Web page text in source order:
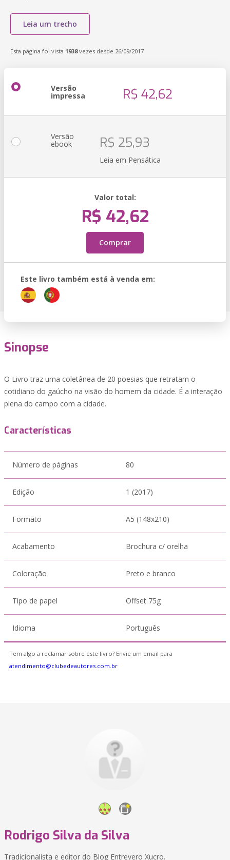
Leia um trecho
Esta página foi vista 1938vezes desde 26/09/2017
Versão
impressa R$ 42,62
Versão
ebook R$ 25,93
Leia em Pensática
Valor total:
R$ 42,62
Comprar
Este livro também está à venda em:
Sinopse
O Livro traz uma coletânea de 20 poesias que retratam o
cotidiano do gaúcho na visão do homem da cidade. É a interação
plena do campo com a cidade.
Características
Número de páginas 80
Edição 1 (2017)
Formato A5 (148x210)
Acabamento Brochura c/ orelha
Coloração Preto e branco
Tipo de papel Offset 75g
Idioma Português
Tem algo a reclamar sobre este livro? Envie um email para
atendimento@clubedeautores.com.br
Rodrigo Silva da Silva
Tradicionalista e editor do Blog Entrevero Xucro.